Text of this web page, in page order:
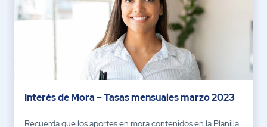
Interés de Mora – Tasas mensuales marzo 2023
Recuerda que los aportes en mora contenidos en la Planilla